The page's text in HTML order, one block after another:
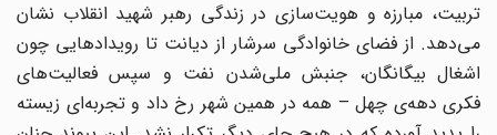
تربیت، مبارزه و هویت‌سازی در زندگی رهبر شهید انقلاب نشان
می‌دهد. از فضای خانوادگی سرشار از دیانت تا رویدادهایی چون
اشغال بیگانگان، جنبش ملی‌شدن نفت و سپس فعالیت‌های
فکری دهه‌ی چهل – همه در همین شهر رخ داد و تجربه‌ای زیسته